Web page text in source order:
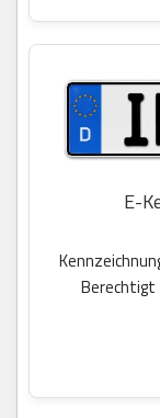
E-
Berechtigt